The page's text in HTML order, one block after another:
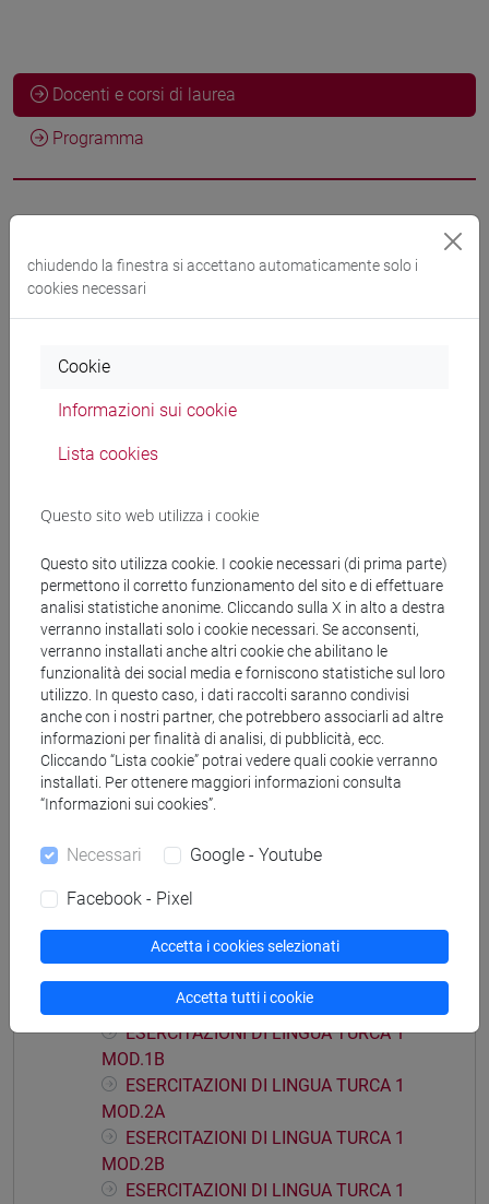
Docenti e corsi di laurea
Programma
Docenti
COSTANTINI Vera
Materiali didattici
Corsi di studio e percorsi
[LT40] LINGUE, CULTURE E SOCIETÀ DELL'ASIA
E DELL'AFRICA MEDITERRANEA - Laurea
subcontinente indiano/cina/giappone/corea/
vicino e medio oriente
Mutua da
LINGUA TURCA 1 [LT0054]
LINGUA TURCA 1
ESERCITAZIONI DI LINGUA TURCA 1
ESERCITAZIONI DI LINGUA TURCA 1
MOD.1B
ESERCITAZIONI DI LINGUA TURCA 1
MOD.2A
ESERCITAZIONI DI LINGUA TURCA 1
MOD.2B
ESERCITAZIONI DI LINGUA TURCA 1
chiudendo la finestra si accettano automaticamente solo i
cookies necessari
Cookie
Informazioni sui cookie
Lista cookies
Questo sito web utilizza i cookie
Questo sito utilizza cookie. I cookie necessari (di prima parte)
permettono il corretto funzionamento del sito e di effettuare
analisi statistiche anonime. Cliccando sulla X in alto a destra
verranno installati solo i cookie necessari. Se acconsenti,
verranno installati anche altri cookie che abilitano le
funzionalità dei social media e forniscono statistiche sul loro
utilizzo. In questo caso, i dati raccolti saranno condivisi
anche con i nostri partner, che potrebbero associarli ad altre
informazioni per finalità di analisi, di pubblicità, ecc.
Cliccando “Lista cookie” potrai vedere quali cookie verranno
installati. Per ottenere maggiori informazioni consulta
“Informazioni sui cookies”.
Necessari Google - Youtube
Facebook - Pixel
Accetta i cookies selezionati
Accetta tutti i cookie